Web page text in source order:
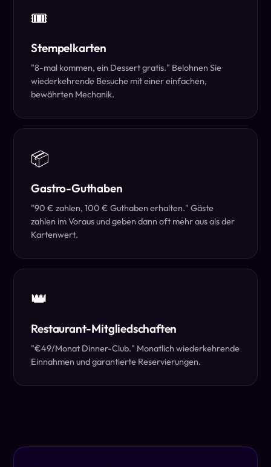
🎟️
Stempelkarten
"8-mal kommen, ein Dessert gratis." Belohnen Sie
wiederkehrende Besuche mit einer einfachen,
bewährten Mechanik.
📦
Gastro-Guthaben
"90 € zahlen, 100 € Guthaben erhalten." Gäste
zahlen im Voraus und geben dann oft mehr aus als der
Kartenwert.
👑
Restaurant-Mitgliedschaften
"€49/Monat Dinner-Club." Monatlich wiederkehrende
Einnahmen und garantierte Reservierungen.